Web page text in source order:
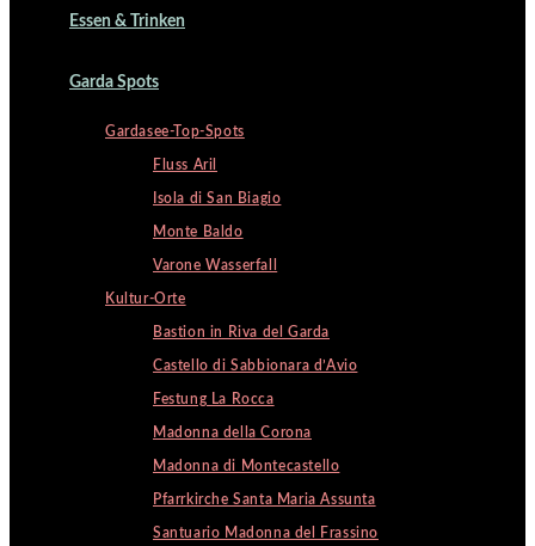
Essen & Trinken
Garda Spots
Gardasee-Top-Spots
Fluss Aril
Isola di San Biagio
Monte Baldo
Varone Wasserfall
Kultur-Orte
Bastion in Riva del Garda
Castello di Sabbionara d’Avio
Festung La Rocca
Madonna della Corona
Madonna di Montecastello
Pfarrkirche Santa Maria Assunta
Santuario Madonna del Frassino